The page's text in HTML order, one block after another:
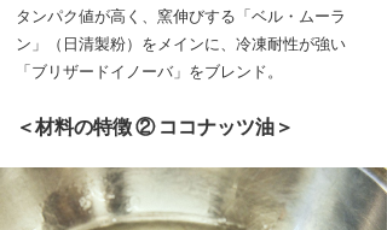
タンパク値が高く、窯伸びする「ベル・ムーラ
ン」（日清製粉）をメインに、冷凍耐性が強い
「ブリザードイノーバ」をブレンド。
＜材料の特徴 ② ココナッツ油＞